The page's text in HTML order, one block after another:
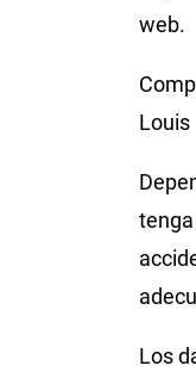
web.
Louis
Los